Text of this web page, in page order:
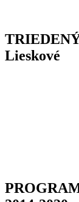
Lieskové